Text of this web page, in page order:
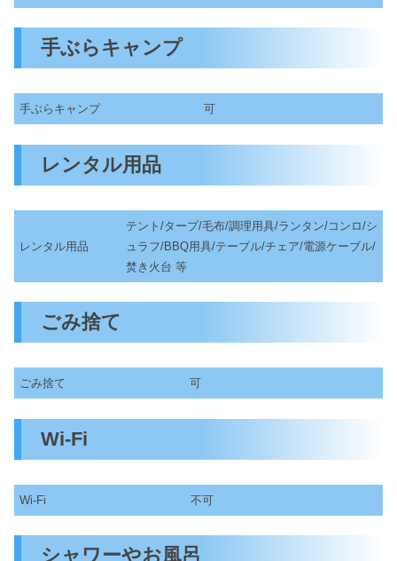
手ぶらキャンプ
手ぶらキャンプ 可
レンタル用品
レンタル用品
テント/タープ/毛布/調理用具/ランタン/コンロ/シ
ュラフ/BBQ用具/テーブル/チェア/電源ケーブル/
焚き火台 等
ごみ捨て
ごみ捨て 可
Wi-Fi
Wi-Fi 不可
シャワーやお風呂